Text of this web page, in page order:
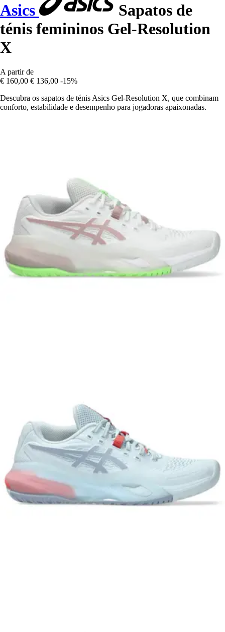
Asics
Sapatos de
ténis femininos Gel-Resolution
X
A partir de
€ 160,00 € 136,00 -15%
Descubra os sapatos de ténis Asics Gel-Resolution X, que combinam
conforto, estabilidade e desempenho para jogadoras apaixonadas.